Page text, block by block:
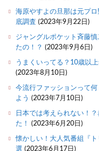
海原やすよの旦那は元プ
底調査 (2023年9月22日)
ジャングルポケット斉藤
たの！？ (2023年9月6日)
うまくいってる？10歳以
(2023年8月10日)
今流行ファッションって
よう (2023年7月10日)
日本では考えられない！
た！
(2023年6月20日)
懐かしい！大人気番組『
選 (2023年6月17日)